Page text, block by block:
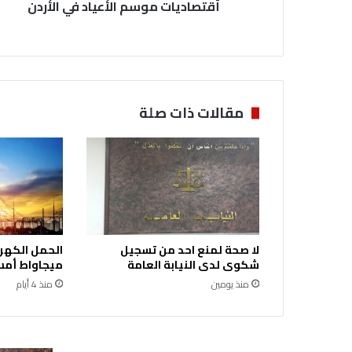
م
ل
أ
ع
ي
د
ف
ي
ا
ل
أ
ر
د
أقتصاديات موسم الأعياد في الأردن
مقالات ذات صلة
لا صحة لمنع احد من تسجيل
شكوى لدى النيابة العامة
منذ يومين
ميجاواط
منذ 4 أيام